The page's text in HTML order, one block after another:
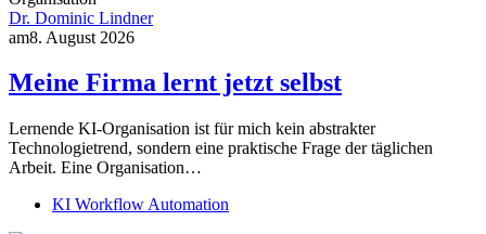
Dr. Dominic Lindner
am8. August 2026
Meine Firma lernt jetzt selbst
Lernende KI-Organisation ist für mich kein abstrakter
Technologietrend, sondern eine praktische Frage der täglichen
Arbeit. Eine Organisation…
KI Workflow Automation